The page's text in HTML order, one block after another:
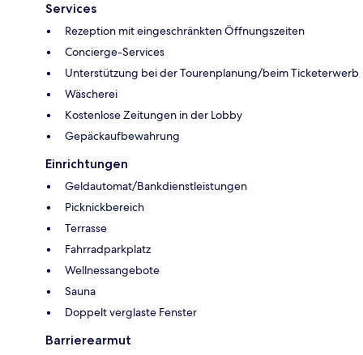
Services
Rezeption mit eingeschränkten Öffnungszeiten
Concierge-Services
Unterstützung bei der Tourenplanung/beim Ticketerwerb
Wäscherei
Kostenlose Zeitungen in der Lobby
Gepäckaufbewahrung
Einrichtungen
Geldautomat/Bankdienstleistungen
Picknickbereich
Terrasse
Fahrradparkplatz
Wellnessangebote
Sauna
Doppelt verglaste Fenster
Barrierearmut